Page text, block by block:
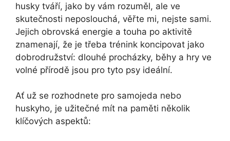
husky tváří, jako by vám rozuměl, ale ve
skutečnosti neposlouchá, věřte mi, nejste sami.
Jejich obrovská energie a touha po aktivitě
znamenají, že je třeba trénink koncipovat jako
dobrodružství: dlouhé procházky, běhy a hry ve
volné přírodě jsou pro tyto psy ideální.
Ať už se rozhodnete pro samojeda nebo
huskyho, je užitečné mít na paměti několik
klíčových aspektů: